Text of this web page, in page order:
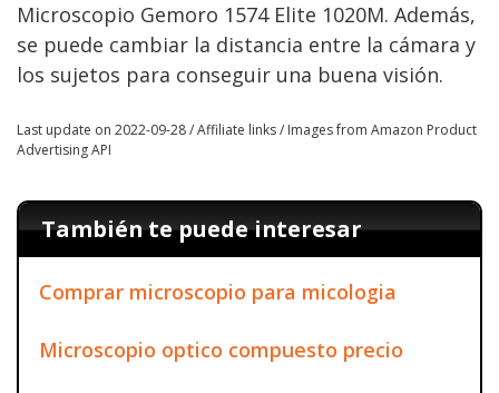
Microscopio Gemoro 1574 Elite 1020M. Además,
se puede cambiar la distancia entre la cámara y
los sujetos para conseguir una buena visión.
Last update on 2022-09-28 / Affiliate links / Images from Amazon Product
Advertising API
También te puede interesar
Comprar microscopio para micologia
Microscopio optico compuesto precio